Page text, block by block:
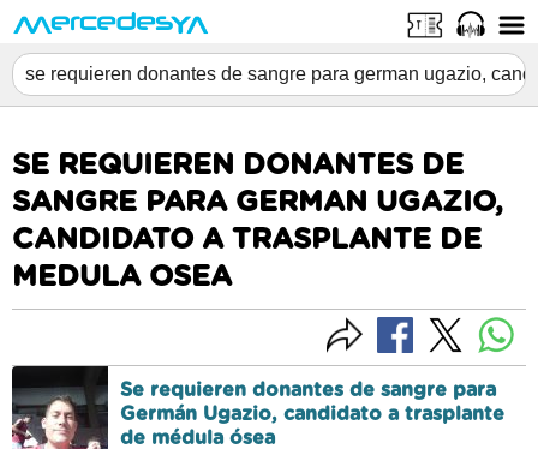
SE REQUIEREN DONANTES DE
SANGRE PARA GERMAN UGAZIO,
CANDIDATO A TRASPLANTE DE
MEDULA OSEA
Se requieren donantes de sangre para
Germán Ugazio, candidato a trasplante
de médula ósea